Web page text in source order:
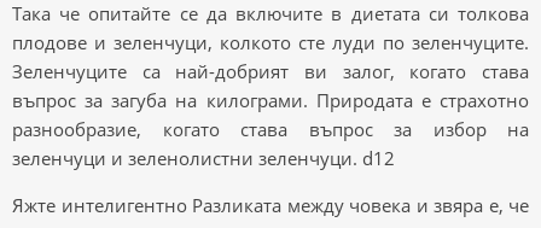
Така че опитайте се да включите в диетата си толкова
плодове и зеленчуци, колкото сте луди по зеленчуците.
Зеленчуците са най-добрият ви залог, когато става
въпрос за загуба на килограми. Природата е страхотно
разнообразие, когато става въпрос за избор на
зеленчуци и зеленолистни зеленчуци. d12
Яжте интелигентно Разликата между човека и звяра е, че